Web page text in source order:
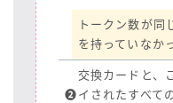
トークン数が同
を持っていなか
❷
交換カードと、
イされたすべて